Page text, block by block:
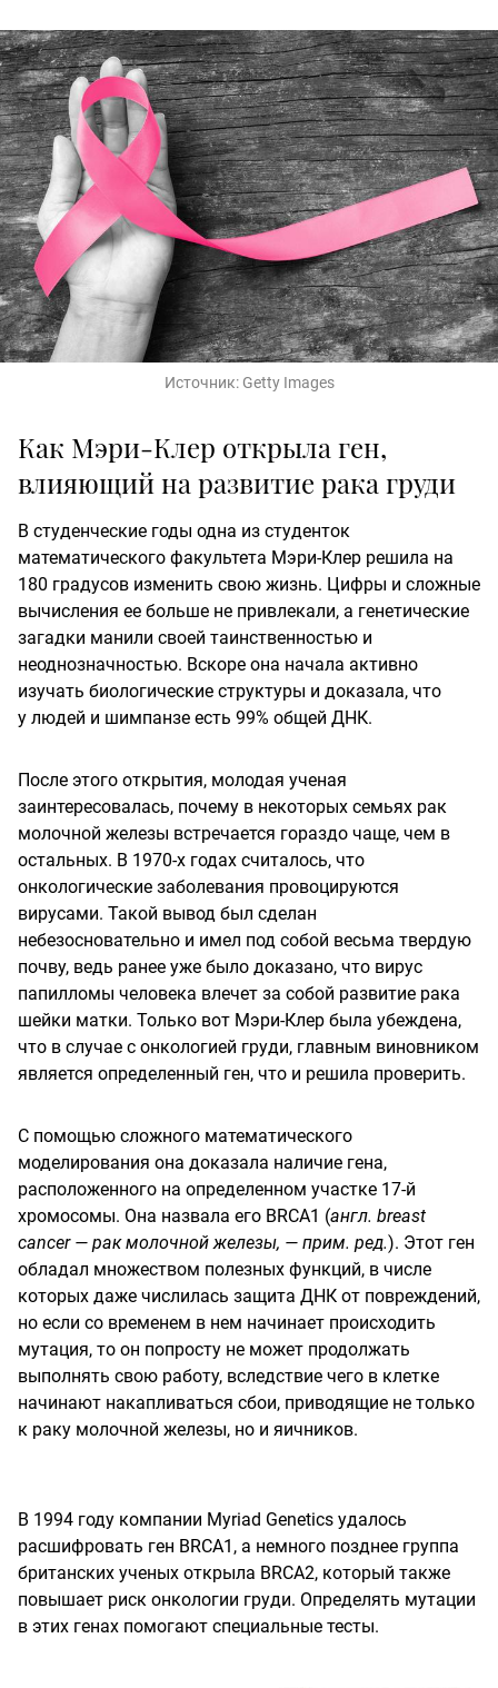
Источник: Getty Images
Как Мэри-Клер открыла ген,
влияющий на развитие рака груди
В студенческие годы одна из студенток
математического факультета Мэри-Клер решила на
180 градусов изменить свою жизнь. Цифры и сложные
вычисления ее больше не привлекали, а генетические
загадки манили своей таинственностью и
неоднозначностью. Вскоре она начала активно
изучать биологические структуры и доказала, что
у людей и шимпанзе есть 99% общей ДНК.
После этого открытия, молодая ученая
заинтересовалась, почему в некоторых семьях рак
молочной железы встречается гораздо чаще, чем в
остальных. В 1970-х годах считалось, что
онкологические заболевания провоцируются
вирусами. Такой вывод был сделан
небезосновательно и имел под собой весьма твердую
почву, ведь ранее уже было доказано, что вирус
папилломы человека влечет за собой развитие рака
шейки матки. Только вот Мэри-Клер была убеждена,
что в случае с онкологией груди, главным виновником
является определенный ген, что и решила проверить.
С помощью сложного математического
моделирования она доказала наличие гена,
расположенного на определенном участке 17-й
хромосомы. Она назвала его BRCA1 (англ. breast
cancer — рак молочной железы, — прим. ред.). Этот ген
обладал множеством полезных функций, в числе
которых даже числилась защита ДНК от повреждений,
но если со временем в нем начинает происходить
мутация, то он попросту не может продолжать
выполнять свою работу, вследствие чего в клетке
начинают накапливаться сбои, приводящие не только
к раку молочной железы, но и яичников.
В 1994 году компании Myriad Genetics удалось
расшифровать ген BRCA1, а немного позднее группа
британских ученых открыла BRCA2, который также
повышает риск онкологии груди. Определять мутации
в этих генах помогают специальные тесты.